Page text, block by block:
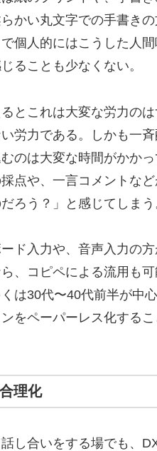
かい丸文字での手書き
個人的にはこうした人
ることも少なくない。
とこれは大変な労力の
労力である。しかも一
のは大変な時間がかか
点や、一言コメントな
ろう？」と感じてしまう
ド入力や、音声入力の
、コピペによる流用も
は30代〜40代前半が中
をペーパーレス化する
理化
し合いをする場でも、